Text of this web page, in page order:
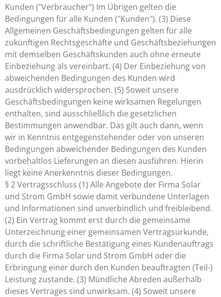
Kunden ("Verbraucher") Im Übrigen gelten die
Bedingungen für alle Kunden ("Kunden"). (3) Diese
Allgemeinen Geschäftsbedingungen gelten für alle
zukünftigen Rechtsgeschäfte und Geschäftsbeziehungen
mit demselben Geschäftskunden auch ohne erneute
Einbeziehung als vereinbart. (4) Der Einbeziehung von
abweichenden Bedingungen des Kunden wird
ausdrücklich widersprochen. (5) Soweit unsere
Geschäftsbedingungen keine wirksamen Regelungen
enthalten, sind ausschließlich die gesetzlichen
Bestimmungen anwendbar. Das gilt auch dann, wenn
wir in Kenntnis entgegenstehender oder von unseren
Bedingungen abweichender Bedingungen des Kunden
vorbehaltlos Lieferungen an diesen ausführen. Hierin
liegt keine Anerkenntnis dieser Bedingungen.
§ 2 Vertragsschluss (1) Alle Angebote der Firma Solar
und Strom GmbH sowie damit verbundene Unterlagen
und Informationen sind unverbindlich und freibleibend.
(2) Ein Vertrag kommt erst durch die gemeinsame
Unterzeichnung einer gemeinsamen Vertragsurkunde,
durch die schriftliche Bestätigung eines Kundenauftrags
durch die Firma Solar und Strom GmbH oder die
Erbringung einer durch den Kunden beauftragten (Teil-)
Leistung zustande. (3) Mündliche Abreden außerhalb
dieses Vertrages sind unwirksam. (4) Soweit unsere